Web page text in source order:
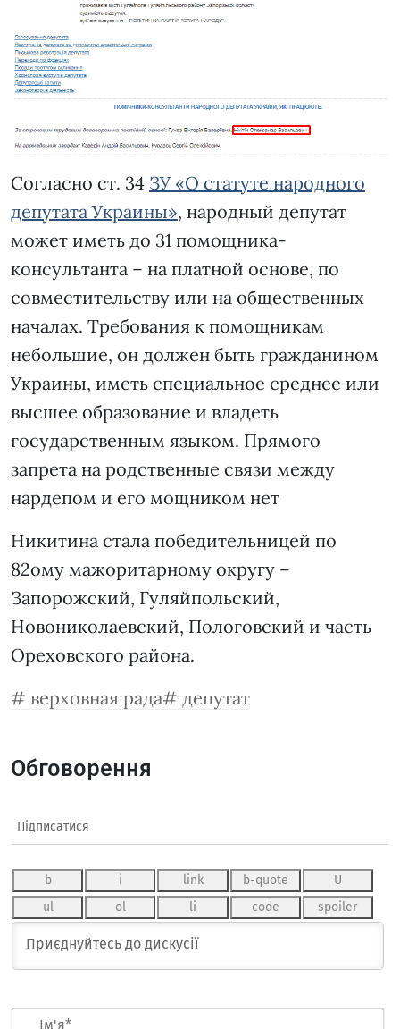
Согласно ст. 34 ЗУ «О статуте народного
депутата Украины», народный депутат
может иметь до 31 помощника-
консультанта – на платной основе, по
совместительству или на общественных
началах. Требования к помощникам
небольшие, он должен быть гражданином
Украины, иметь специальное среднее или
высшее образование и владеть
государственным языком. Прямого
запрета на родственные связи между
нардепом и его мощником нет
Никитина стала победительницей по
82ому мажоритарному округу –
Запорожский, Гуляйпольский,
Новониколаевский, Пологовский и часть
Ореховского района.
верховная рада
депутат
Обговорення
Підписатися